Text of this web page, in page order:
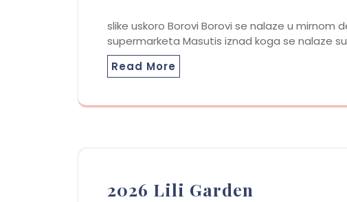
slike uskoro Borovi Borovi se nalaze u mirnom
supermarketa Masutis iznad koga se nalaze
Read More
2026 Lili Garden